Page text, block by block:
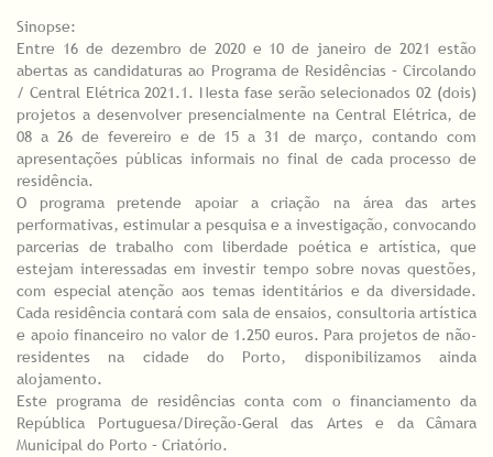
Sinopse:
Entre 16 de dezembro de 2020 e 10 de janeiro de 2021 estão
abertas as candidaturas ao Programa de Residências – Circolando
/ Central Elétrica 2021.1. Nesta fase serão selecionados 02 (dois)
projetos a desenvolver presencialmente na Central Elétrica, de
08 a 26 de fevereiro e de 15 a 31 de março, contando com
apresentações públicas informais no final de cada processo de
residência.
O programa pretende apoiar a criação na área das artes
performativas, estimular a pesquisa e a investigação, convocando
parcerias de trabalho com liberdade poética e artística, que
estejam interessadas em investir tempo sobre novas questões,
com especial atenção aos temas identitários e da diversidade.
Cada residência contará com sala de ensaios, consultoria artística
e apoio financeiro no valor de 1.250 euros. Para projetos de não-
residentes na cidade do Porto, disponibilizamos ainda
alojamento.
Este programa de residências conta com o financiamento da
República Portuguesa/Direção-Geral das Artes e da Câmara
Municipal do Porto – Criatório.